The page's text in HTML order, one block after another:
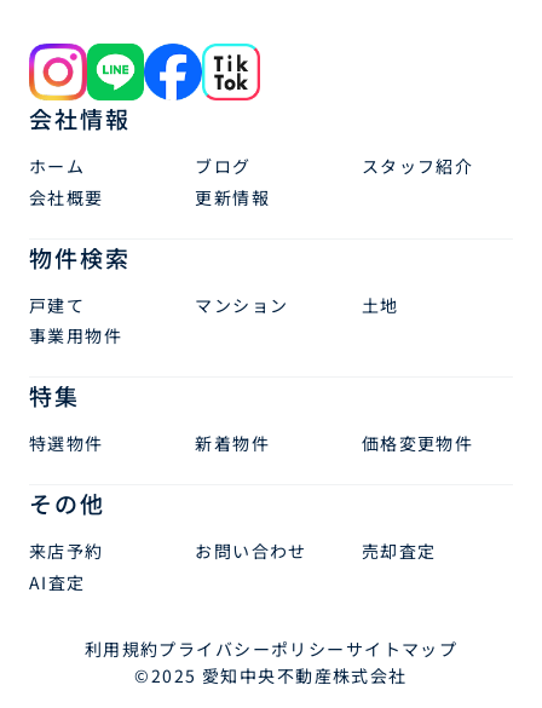
会社情報
ホーム ブログ
スタッフ紹介
会社概要
更新情報
物件検索
戸建て マンション
土地
事業用物件
特集
特選物件 新着物件 価格変更物件
その他
来店予約 お問い合わせ
売却査定
AI査定
利用規約プライバシーポリシーサイトマップ
©2025 愛知中央不動産株式会社